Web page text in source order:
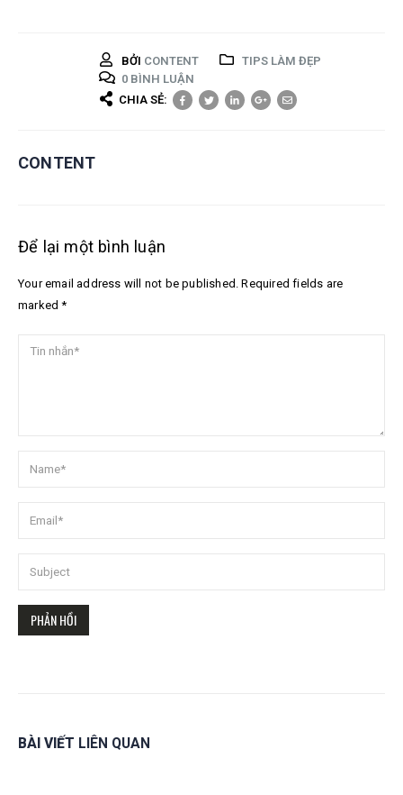
BỞI CONTENT
TIPS LÀM ĐẸP
0 BÌNH LUẬN
CHIA SẺ:
CONTENT
Để lại một bình luận
Your email address will not be published. Required fields are
marked *
BÀI VIẾT LIÊN QUAN